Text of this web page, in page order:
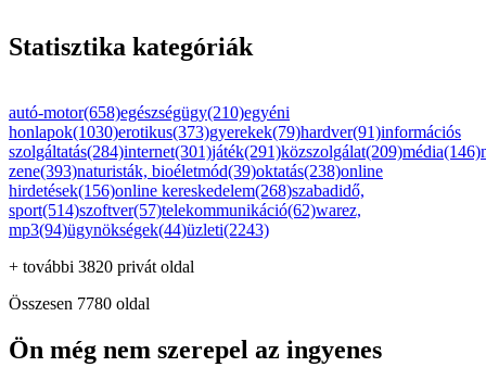
Statisztika kategóriák
autó-motor(658)egészségügy(210)egyéni
honlapok(1030)erotikus(373)gyerekek(79)hardver(91)információs
szolgáltatás(284)internet(301)játék(291)közszolgálat(209)média(146)
zene(393)naturisták, bioéletmód(39)oktatás(238)online
hirdetések(156)online kereskedelem(268)szabadidő,
sport(514)szoftver(57)telekommunikáció(62)warez,
mp3(94)ügynökségek(44)üzleti(2243)
+ további 3820 privát oldal
Összesen 7780 oldal
Ön még nem szerepel az ingyenes